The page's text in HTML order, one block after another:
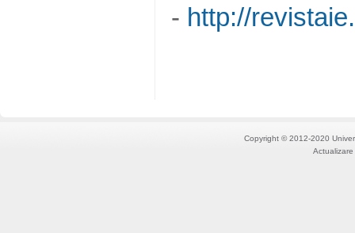
- http://
Copyright © 2012-2020